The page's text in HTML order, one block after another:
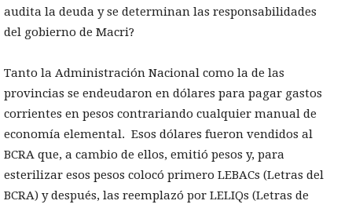
audita la deuda y se determinan las responsabilidades
del gobierno de Macri?
Tanto la Administración Nacional como la de las
provincias se endeudaron en dólares para pagar gastos
corrientes en pesos contrariando cualquier manual de
economía elemental. Esos dólares fueron vendidos al
BCRA que, a cambio de ellos, emitió pesos y, para
esterilizar esos pesos colocó primero LEBACs (Letras del
BCRA) y después, las reemplazó por LELIQs (Letras de